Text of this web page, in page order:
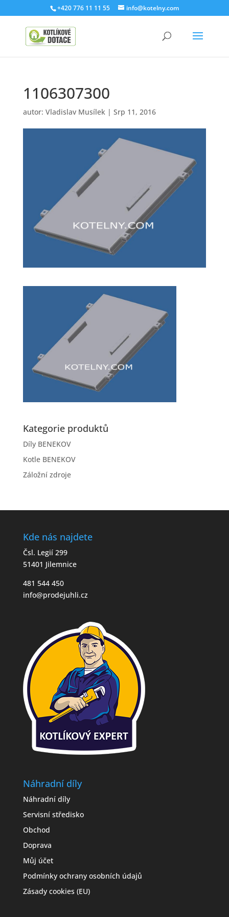
+420 776 11 11 55 info@kotelny.com
1106307300
autor: Vladislav Musílek| Srp 11, 2016
Kategorie produktů
Díly BENEKOV
Kotle BENEKOV
Záložní zdroje
Kde nás najdete
Čsl. Legií 299
51401 Jilemnice
481 544 450
info@prodejuhli.cz
Náhradní díly
Náhradní díly
Servisní středisko
Obchod
Doprava
Můj účet
Podmínky ochrany osobních údajů
Zásady cookies (EU)